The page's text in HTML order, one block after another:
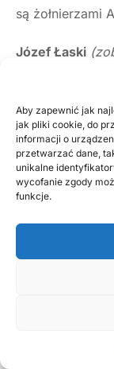
Aby zapewnić jak
jak pliki cookie, do
informacji o
przetwarzać dane,
unikalne
wycofanie zgody
funkcje.
są żołnierzami
Józef Łaski
Góry. Ożenił
Podczas
jako jedynemu
postawiono
w napadach”.
nieustalony.
Julian
najstarszy z
domniemać, iż